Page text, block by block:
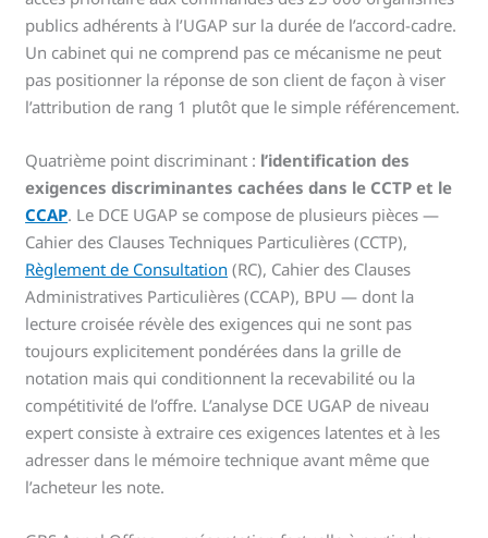
publics adhérents à l’UGAP sur la durée de l’accord-cadre.
Un cabinet qui ne comprend pas ce mécanisme ne peut
pas positionner la réponse de son client de façon à viser
l’attribution de rang 1 plutôt que le simple référencement.
Quatrième point discriminant : l’identification des
exigences discriminantes cachées dans le CCTP et le
CCAP. Le DCE UGAP se compose de plusieurs pièces —
Cahier des Clauses Techniques Particulières (CCTP),
Règlement de Consultation (RC), Cahier des Clauses
Administratives Particulières (CCAP), BPU — dont la
lecture croisée révèle des exigences qui ne sont pas
toujours explicitement pondérées dans la grille de
notation mais qui conditionnent la recevabilité ou la
compétitivité de l’offre. L’analyse DCE UGAP de niveau
expert consiste à extraire ces exigences latentes et à les
adresser dans le mémoire technique avant même que
l’acheteur les note.